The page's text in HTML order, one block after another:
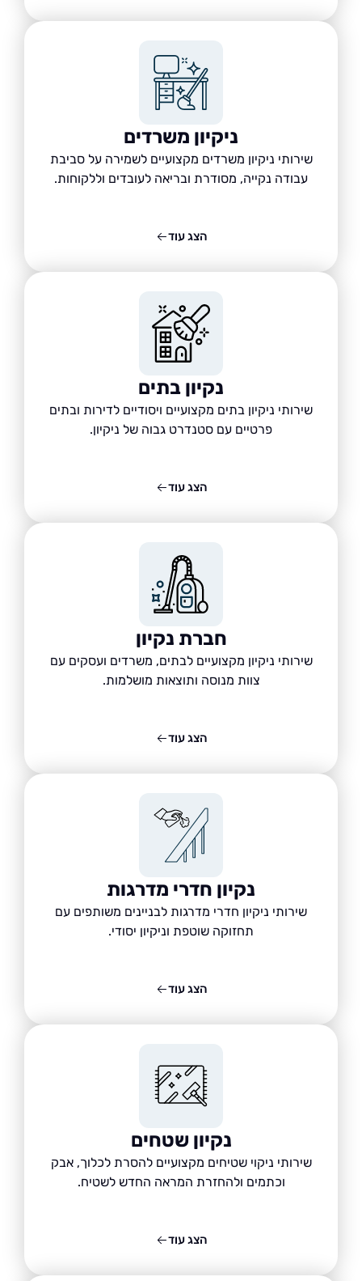
ניקיון משרדים
שירותי ניקיון משרדים מקצועיים לשמירה על סביבת
עבודה נקייה, מסודרת ובריאה לעובדים וללקוחות.
נקיון בתים
שירותי ניקיון בתים מקצועיים ויסודיים לדירות ובתים
פרטיים עם סטנדרט גבוה של ניקיון.
חברת נקיון
שירותי ניקיון מקצועיים לבתים, משרדים ועסקים עם
צוות מנוסה ותוצאות מושלמות.
נקיון חדרי מדרגות
שירותי ניקיון חדרי מדרגות לבניינים משותפים עם
תחזוקה שוטפת וניקיון יסודי.
נקיון שטחים
שירותי ניקוי שטיחים מקצועיים להסרת לכלוך, אבק
וכתמים ולהחזרת המראה החדש לשטיח.